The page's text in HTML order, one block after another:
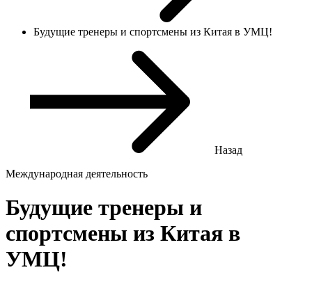
Будущие тренеры и спортсмены из Китая в УМЦ!
Назад
Международная деятельность
Будущие тренеры и
спортсмены из Китая в
УМЦ!